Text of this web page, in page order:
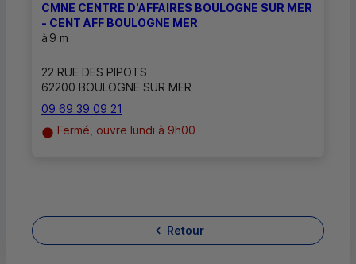
CMNE CENTRE D'AFFAIRES BOULOGNE SUR MER
- CENT AFF BOULOGNE MER
à 9 m
22 RUE DES PIPOTS
62200 BOULOGNE SUR MER
09 69 39 09 21
Fermé, ouvre lundi à 9h00
Retour